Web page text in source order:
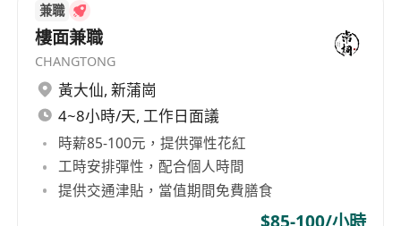
At least 1 year relevant working experience,
preferably in hospitality industry
Proven ability to multitask in a fast-paced
service environment
A proactive, flexible work ethic to meet
special requests from Members, wherever
possible
A genuinely caring attitude, outstanding
attention to detail and impressive
兼職
樓面兼職
CHANGTONG
黃大仙, 新蒲崗
4~8小時/天, 工作日面議
時薪85-100元，提供彈性花紅
工時安排彈性，配合個人時間
提供交通津貼，當值期間免費膳食